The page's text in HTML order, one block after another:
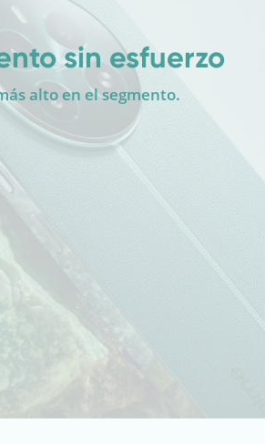
sin esfuerzo
alto en el segmento.